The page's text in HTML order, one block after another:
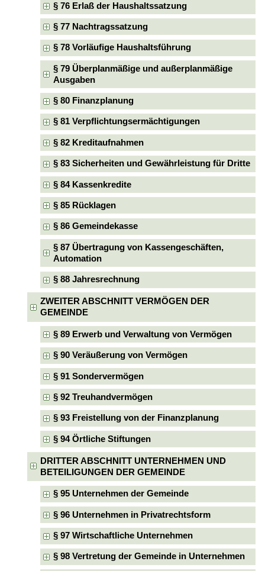
§ 76 Erlaß der Haushaltssatzung
§ 77 Nachtragssatzung
§ 78 Vorläufige Haushaltsführung
§ 79 Überplanmäßige und außerplanmäßige
Ausgaben
§ 80 Finanzplanung
§ 81 Verpflichtungsermächtigungen
§ 82 Kreditaufnahmen
§ 83 Sicherheiten und Gewährleistung für Dritte
§ 84 Kassenkredite
§ 85 Rücklagen
§ 86 Gemeindekasse
§ 87 Übertragung von Kassengeschäften,
Automation
§ 88 Jahresrechnung
ZWEITER ABSCHNITT VERMÖGEN DER
GEMEINDE
§ 89 Erwerb und Verwaltung von Vermögen
§ 90 Veräußerung von Vermögen
§ 91 Sondervermögen
§ 92 Treuhandvermögen
§ 93 Freistellung von der Finanzplanung
§ 94 Örtliche Stiftungen
DRITTER ABSCHNITT UNTERNEHMEN UND
BETEILIGUNGEN DER GEMEINDE
§ 95 Unternehmen der Gemeinde
§ 96 Unternehmen in Privatrechtsform
§ 97 Wirtschaftliche Unternehmen
§ 98 Vertretung der Gemeinde in Unternehmen